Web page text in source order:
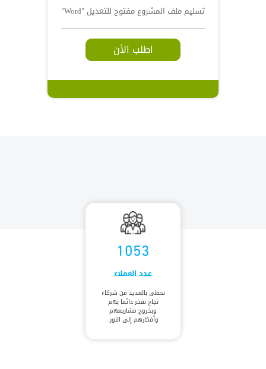
تسليم ملف المشروع مفتوح للتعديل "Word"
اطلب الأن
1053
عدد العملاء
نحظى بالعديد من شركاء
نجاح نفخر دائما بهم
وبخروج مشاريعهم
وأفكارهم إلى النور.